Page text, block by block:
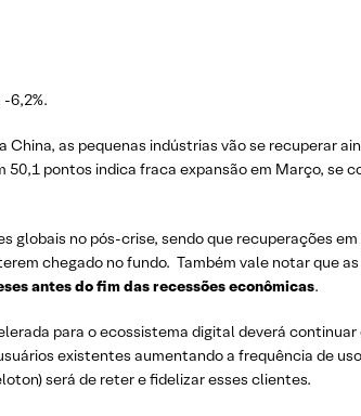
6,2%.
as pequenas indústrias vão se recuperar
50,1 pontos indica fraca expansão em Março, se
globais no pós-crise, sendo que recuperações em
chegado no fundo. Também vale notar que as
antes do fim das recessões econômicas.
para o ecossistema digital deverá continuar
existentes aumentando a frequência de
será de reter e fidelizar esses clientes.